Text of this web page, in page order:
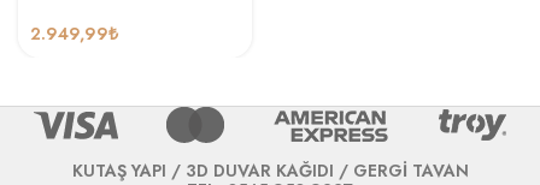
2.949,99₺
KUTAŞ YAPI / 3D DUVAR KAĞIDI / GERGİ TAVAN